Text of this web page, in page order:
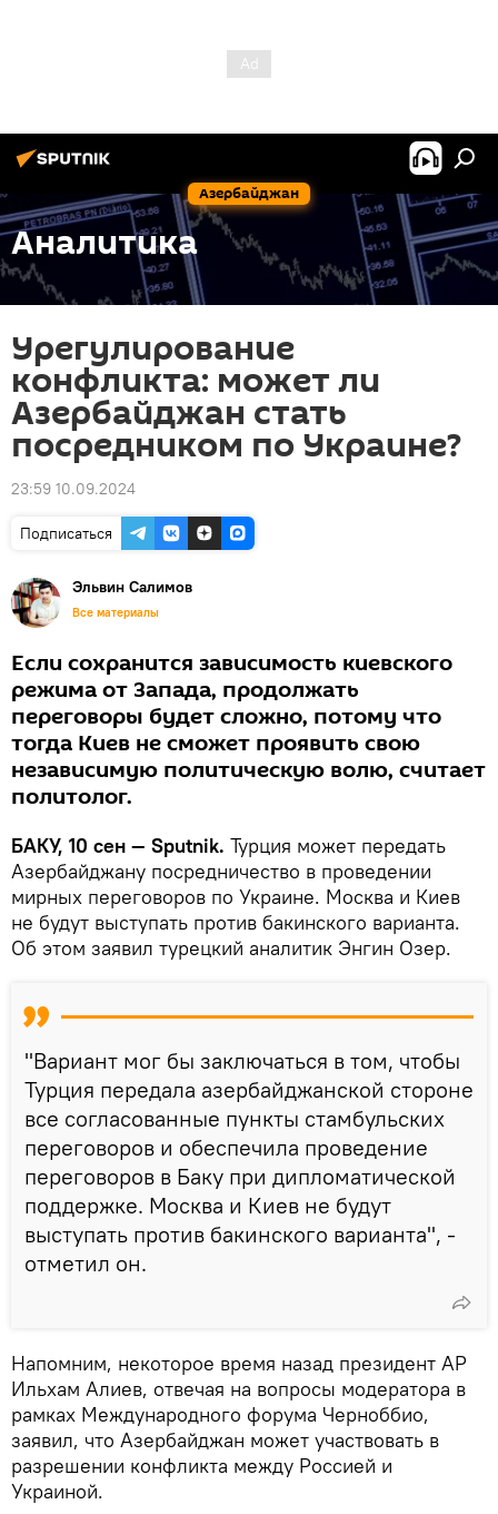
Азербайджан
Аналитика
Урегулирование
конфликта: может ли
Азербайджан стать
посредником по Украине?
23:59 10.09.2024
Подписаться
Эльвин Салимов
Все материалы
Если сохранится зависимость киевского
режима от Запада, продолжать
переговоры будет сложно, потому что
тогда Киев не сможет проявить свою
независимую политическую волю, считает
политолог.
БАКУ, 10 сен — Sputnik. Турция может передать
Азербайджану посредничество в проведении
мирных переговоров по Украине. Москва и Киев
не будут выступать против бакинского варианта.
Об этом заявил турецкий аналитик Энгин Озер.
"Вариант мог бы заключаться в том, чтобы
Турция передала азербайджанской стороне
все согласованные пункты стамбульских
переговоров и обеспечила проведение
переговоров в Баку при дипломатической
поддержке. Москва и Киев не будут
выступать против бакинского варианта", -
отметил он.
Напомним, некоторое время назад президент АР
Ильхам Алиев, отвечая на вопросы модератора в
рамках Международного форума Черноббио,
заявил, что Азербайджан может участвовать в
разрешении конфликта между Россией и
Украиной.